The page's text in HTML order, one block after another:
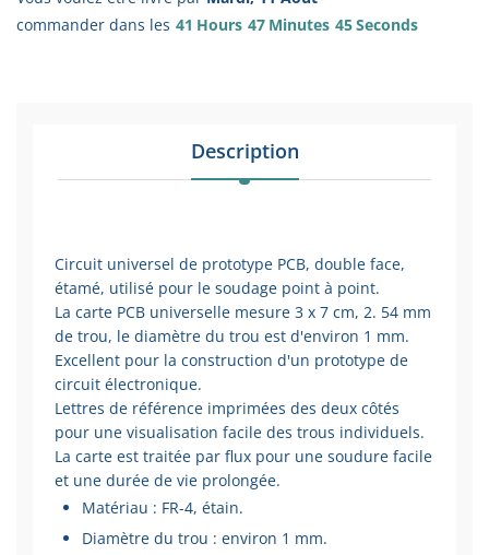
commander dans les 41 Hours 47 Minutes 45Seconds
Description
Circuit universel de prototype PCB, double face,
étamé, utilisé pour le soudage point à point.
La carte PCB universelle mesure 3 x 7 cm, 2. 54 mm
de trou, le diamètre du trou est d'environ 1 mm.
Excellent pour la construction d'un prototype de
circuit électronique.
Lettres de référence imprimées des deux côtés
pour une visualisation facile des trous individuels.
La carte est traitée par flux pour une soudure facile
et une durée de vie prolongée.
Matériau : FR-4, étain.
Diamètre du trou : environ 1 mm.